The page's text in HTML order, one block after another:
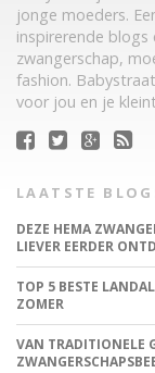
jonge moeders.
inspirerende
zwangerschap,
fashion.
voor jou en je
LAATSTE
DEZE HEMA
LIEVER EERDER
TOP 5 BESTE
ZOMER
VAN TRADITIONELE